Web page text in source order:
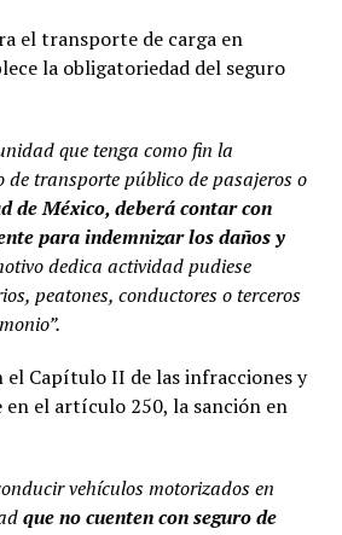
el transporte de carga en
la obligatoriedad del seguro
que tenga como fin la
de transporte público de pasajeros o
de México, deberá contar con
para indemnizar los daños y
dedica actividad pudiese
peatones, conductores o terceros
el Capítulo II de las infracciones y
en el artículo 250, la sanción en
vehículos motorizados en
que no cuenten con seguro de